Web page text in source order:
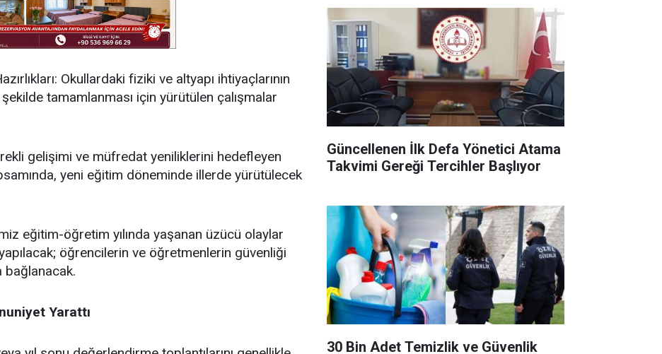
Okullardaki fiziki ve altyapı ihtiyaçlarının
tamamlanması için yürütülen çalışmalar
gelişimi ve müfredat yeniliklerini hedefleyen
yeni eğitim döneminde illerde yürütülecek
eğitim-öğretim yılında yaşanan üzücü olaylar
öğrencilerin ve öğretmenlerin güvenliği
bağlanacak.
Yarattı
Güncellenen İlk Defa Yönetici Atama
Takvimi Gereği Tercihler Başlıyor
30 Bin Adet Temizlik ve Güvenlik